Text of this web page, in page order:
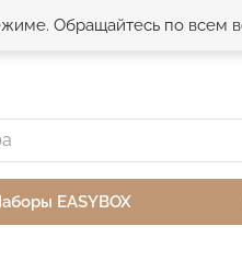
Обращайтесь по всем
EASYBOX